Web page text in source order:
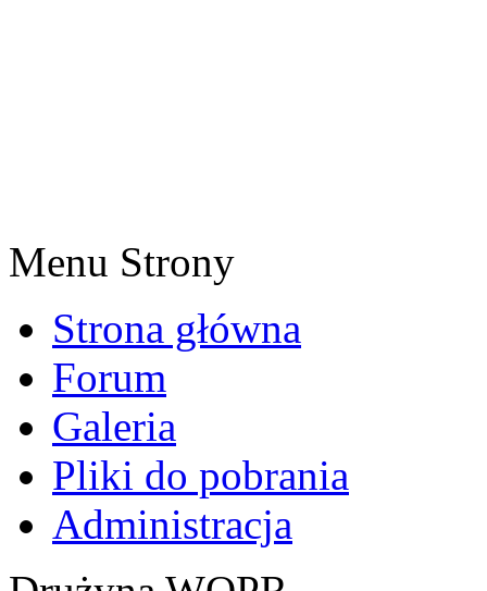
Menu Strony
Strona główna
Forum
Galeria
Pliki do pobrania
Administracja